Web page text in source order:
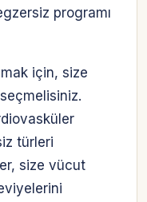
programı
için, size
türleri
size vücut